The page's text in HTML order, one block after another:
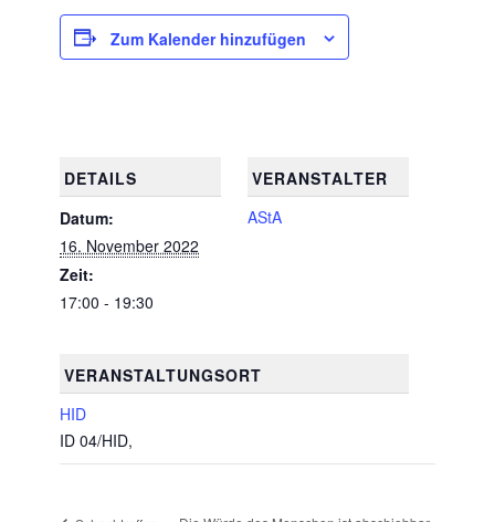
Zum Kalender hinzufügen
DETAILS
Datum:
16. November 2022
Zeit:
17:00 - 19:30
VERANSTALTUNGSORT
HID
ID 04/HID,
VERANSTALTER
AStA